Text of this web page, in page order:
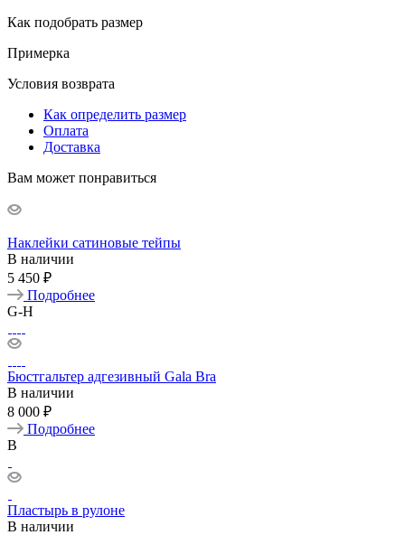
Как подобрать размер
Примерка
Условия возврата
Как определить размер
Оплата
Доставка
Вам может понравиться
Наклейки сатиновые тейпы
В наличии
5 450 ₽
Подробнее
G-H
Бюстгальтер адгезивный Gala Bra
В наличии
8 000 ₽
Подробнее
B
Пластырь в рулоне
В наличии